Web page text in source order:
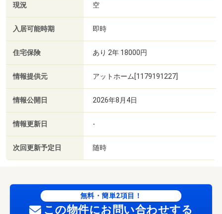
現況 空
入居可能時期 即時
住宅保険 あり 2年 18000円
情報提供元 アットホーム[1179191227]
情報公開日 2026年8月4日
情報更新日 -
次回更新予定日 随時
無料・簡単2項目！
この物件にお問い合わせする